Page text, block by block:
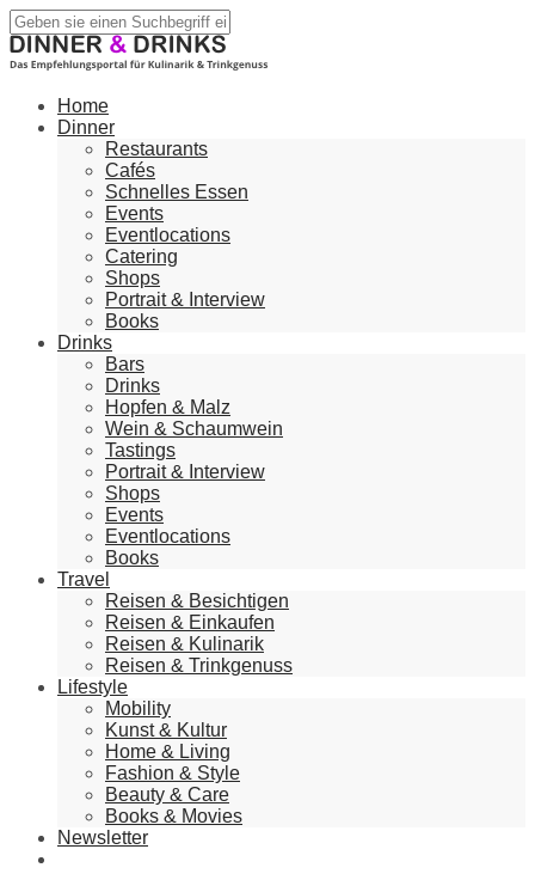
Home
Dinner
Restaurants
Cafés
Schnelles Essen
Events
Eventlocations
Catering
Shops
Portrait & Interview
Books
Drinks
Bars
Drinks
Hopfen & Malz
Wein & Schaumwein
Tastings
Portrait & Interview
Shops
Events
Eventlocations
Books
Travel
Reisen & Besichtigen
Reisen & Einkaufen
Reisen & Kulinarik
Reisen & Trinkgenuss
Lifestyle
Mobility
Kunst & Kultur
Home & Living
Fashion & Style
Beauty & Care
Books & Movies
Newsletter